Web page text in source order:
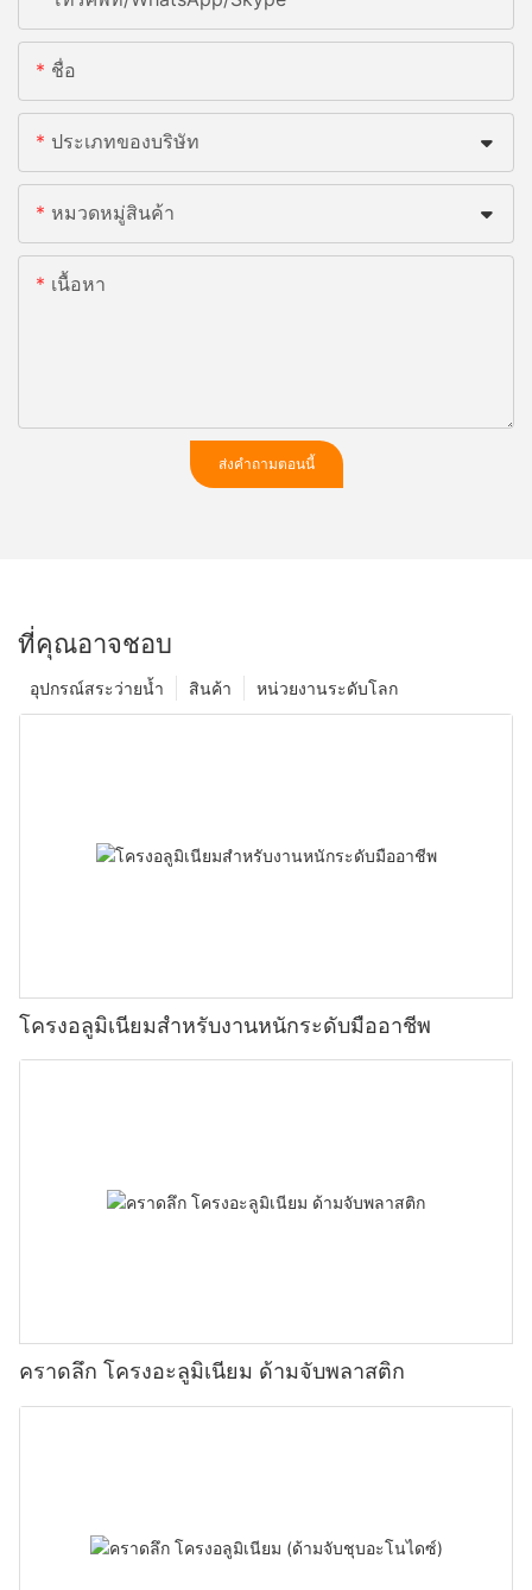
ชื่อ
ประเภทของบริษัท
หมวดหมู่สินค้า
เนื้อหา
ส่งคำถามตอนนี้
ที่คุณอาจชอบ
หน่วยงานระดับโลก
สินค้า
อุปกรณ์สระว่ายน้ำ
โครงอลูมิเนียมสำหรับงานหนักระดับมืออาชีพ
คราดลึก โครงอะลูมิเนียม ด้ามจับพลาสติก